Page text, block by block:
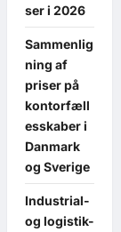
i
aktiver,
eller som sælges
ser i 2026
Sammenlig
ning af
priser på
kontorfæll
esskaber i
Danmark
og Sverige
Industrial-
og logistik-